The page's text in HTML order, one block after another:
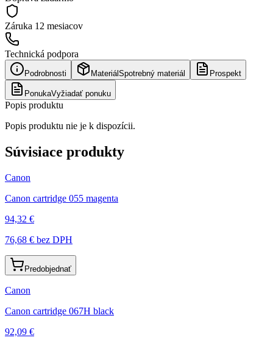
Záruka 12 mesiacov
Technická podpora
Podrobnosti Materiál Spotrebný materiál Prospekt
PonukaVyžiadať ponuku
Popis produktu
Popis produktu nie je k dispozícii.
Súvisiace produkty
Canon
Canon cartridge 055 magenta
94,32 €
76,68 € bez DPH
Predobjednať
Canon
Canon cartridge 067H black
92,09 €